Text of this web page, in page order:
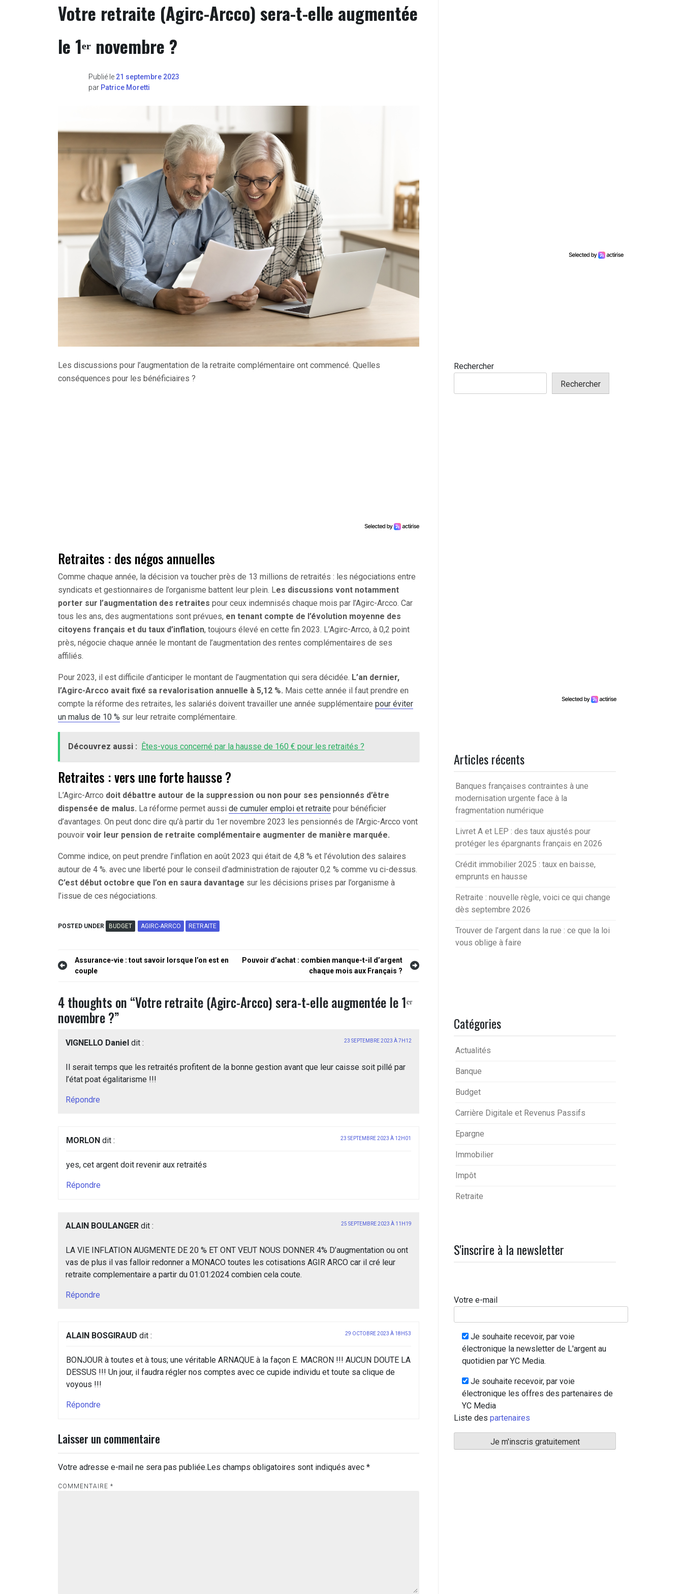
Votre retraite (Agirc-Arcco) sera-t-elle augmentée
le 1ᵉʳ novembre ?
Publié le 21 septembre 2023
par Patrice Moretti
Les discussions pour l’augmentation de la retraite complémentaire ont commencé. Quelles
conséquences pour les bénéficiaires ?
Retraites : des négos annuelles
Comme chaque année, la décision va toucher près de 13 millions de retraités : les négociations entre
syndicats et gestionnaires de l’organisme battent leur plein. Les discussions vont notamment
porter sur l’augmentation des retraites pour ceux indemnisés chaque mois par l’Agirc-Arcco. Car
tous les ans, des augmentations sont prévues, en tenant compte de l’évolution moyenne des
citoyens français et du taux d’inflation, toujours élevé en cette fin 2023. L’Agirc-Arrco, à 0,2 point
près, négocie chaque année le montant de l’augmentation des rentes complémentaires de ses
affiliés.
Pour 2023, il est difficile d’anticiper le montant de l’augmentation qui sera décidée. L’an dernier,
l’Agirc-Arcco avait fixé sa revalorisation annuelle à 5,12 %. Mais cette année il faut prendre en
compte la réforme des retraites, les salariés doivent travailler une année supplémentaire pour éviter
un malus de 10 % sur leur retraite complémentaire.
Découvrez aussi : Êtes-vous concerné par la hausse de 160 € pour les retraités ?
Retraites : vers une forte hausse ?
L’Agirc-Arrco doit débattre autour de la suppression ou non pour ses pensionnés d’être
dispensée de malus. La réforme permet aussi de cumuler emploi et retraite pour bénéficier
d’avantages. On peut donc dire qu’à partir du 1er novembre 2023 les pensionnés de l’Argic-Arcco vont
pouvoir voir leur pension de retraite complémentaire augmenter de manière marquée.
Comme indice, on peut prendre l’inflation en août 2023 qui était de 4,8 % et l’évolution des salaires
autour de 4 %. avec une liberté pour le conseil d’administration de rajouter 0,2 % comme vu ci-dessus.
C’est début octobre que l’on en saura davantage sur les décisions prises par l’organisme à
l’issue de ces négociations.
POSTED UNDER BUDGET AGIRC-ARRCO RETRAITE
Navigation
l’article
Assurance-vie : tout savoir lorsque l’on est en
couple
Pouvoir d’achat : combien manque-t-il d’argent
chaque mois aux Français ?
4 thoughts on “Votre retraite (Agirc-Arcco) sera-t-elle augmentée le 1ᵉʳ
novembre ?”
VIGNELLO Daniel dit : 23 SEPTEMBRE 2023 À 7H12
Il serait temps que les retraités profitent de la bonne gestion avant que leur caisse soit pillé par
l’état poat égalitarisme !!!
Répondre
MORLON dit : 23 SEPTEMBRE 2023 À 12H01
yes, cet argent doit revenir aux retraités
Répondre
ALAIN BOULANGER dit : 25 SEPTEMBRE 2023 À 11H19
LA VIE INFLATION AUGMENTE DE 20 % ET ONT VEUT NOUS DONNER 4% D’augmentation ou ont
vas de plus il vas falloir redonner a MONACO toutes les cotisations AGIR ARCO car il cré leur
retraite complementaire a partir du 01:01:2024 combien cela coute.
Répondre
ALAIN BOSGIRAUD dit : 29 OCTOBRE 2023 À 18H53
BONJOUR à toutes et à tous; une véritable ARNAQUE à la façon E. MACRON !!! AUCUN DOUTE LA
DESSUS !!! Un jour, il faudra régler nos comptes avec ce cupide individu et toute sa clique de
voyous !!!
Répondre
Laisser un commentaire
Votre adresse e-mail ne sera pas publiée. Les champs obligatoires sont indiqués avec *
COMMENTAIRE *
Rechercher
Rechercher
Articles récents
Banques françaises contraintes à une
modernisation urgente face à la
fragmentation numérique
Livret A et LEP : des taux ajustés pour
protéger les épargnants français en 2026
Crédit immobilier 2025 : taux en baisse,
emprunts en hausse
Retraite : nouvelle règle, voici ce qui change
dès septembre 2026
Trouver de l’argent dans la rue : ce que la loi
vous oblige à faire
Catégories
Actualités
Banque
Budget
Carrière Digitale et Revenus Passifs
Epargne
Immobilier
Impôt
Retraite
S'inscrire à la newsletter
Votre e-mail
Je souhaite recevoir, par voie
électronique la newsletter de L'argent au
quotidien par YC Media.
Je souhaite recevoir, par voie
électronique les offres des partenaires de
YC Media
Liste des partenaires